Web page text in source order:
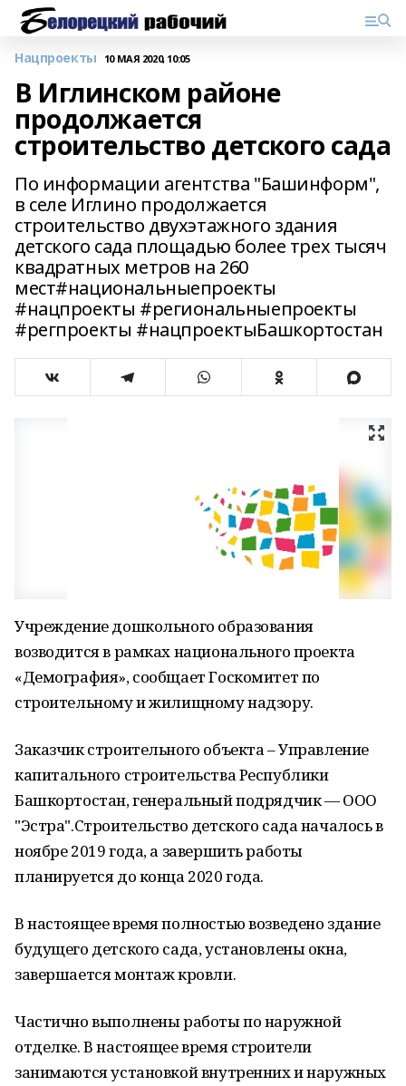
Нацпроекты 10 МАЯ 2020, 10:05
В Иглинском районе
продолжается
строительство детского сада
По информации агентства "Башинформ",
в селе Иглино продолжается
строительство двухэтажного здания
детского сада площадью более трех тысяч
квадратных метров на 260
мест#национальныепроекты
#нацпроекты #региональныепроекты
#регпроекты #нацпроектыБашкортостан
Учреждение дошкольного образования
возводится в рамках национального проекта
«Демография», сообщает Госкомитет по
строительному и жилищному надзору.
Заказчик строительного объекта – Управление
капитального строительства Республики
Башкортостан, генеральный подрядчик — ООО
"Эстра".Строительство детского сада началось в
ноябре 2019 года, а завершить работы
планируется до конца 2020 года.
В настоящее время полностью возведено здание
будущего детского сада, установлены окна,
завершается монтаж кровли.
Частично выполнены работы по наружной
отделке. В настоящее время строители
занимаются установкой внутренних и наружных